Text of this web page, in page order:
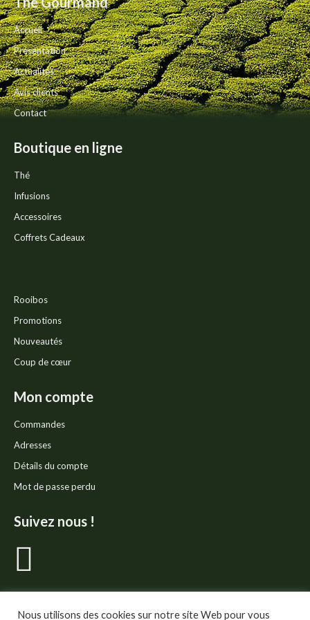
être
choisies
sur
la
page
du
produit
Accueil
Présentation
Actualités
Avis clients
Contact
Boutique en ligne
Thé
Infusions
Accessoires
Coffrets Cadeaux
Rooibos
Promotions
Nouveautés
Coup de cœur
Mon compte
Commandes
Adresses
Détails du compte
Mot de passe perdu
Suivez nous !
page
Nous utilisons des cookies sur notre site Web pour vous